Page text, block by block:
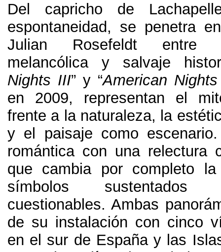
Del capricho de
espontaneidad, se penetra
Julian Rosefeldt entre
melancólica y salvaje
Nights III” y “American
en 2009, representan el
frente a la naturaleza, la
y el paisaje como escenario
romántica con una relectura
que cambia por completo
símbolos
cuestionables. Ambas
de su instalación con cinco
en el sur de España y las